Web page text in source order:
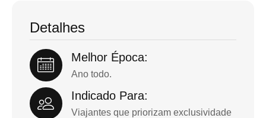
Detalhes
Melhor Época:
Ano todo.
Indicado Para:
Viajantes que priorizam exclusividade